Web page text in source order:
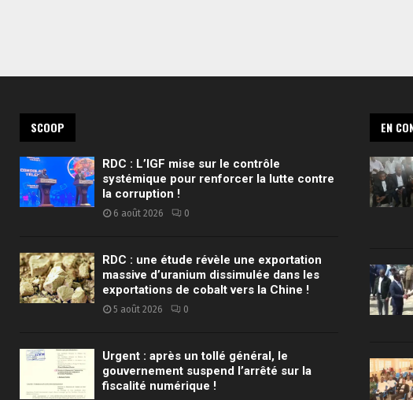
SCOOP
RDC : L’IGF mise sur le contrôle
systémique pour renforcer la lutte contre
la corruption !
6 août 2026 0
RDC : une étude révèle une exportation
massive d’uranium dissimulée dans les
exportations de cobalt vers la Chine !
5 août 2026 0
Urgent : après un tollé général, le
gouvernement suspend l’arrêté sur la
fiscalité numérique !
EN